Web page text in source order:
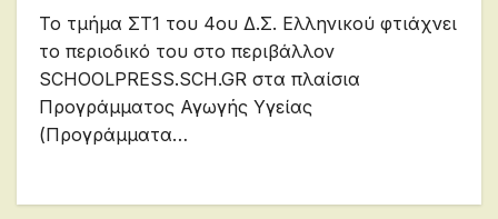
Το τμήμα ΣΤ1 του 4ου Δ.Σ. Ελληνικού φτιάχνει
το περιοδικό του στο περιβάλλον
SCHOOLPRESS.SCH.GR στα πλαίσια
Προγράμματος Αγωγής Υγείας
(Προγράμματα…